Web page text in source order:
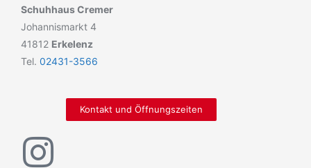
Schuhhaus Cremer
Johannismarkt 4
41812 Erkelenz
Tel. 02431-3566
Kontakt und Öffnungszeiten